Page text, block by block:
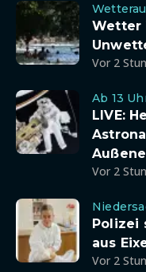
Wetter
Vor 2
Ab 13
LIVE:
Vor 2
Polizei
aus
Vor 2